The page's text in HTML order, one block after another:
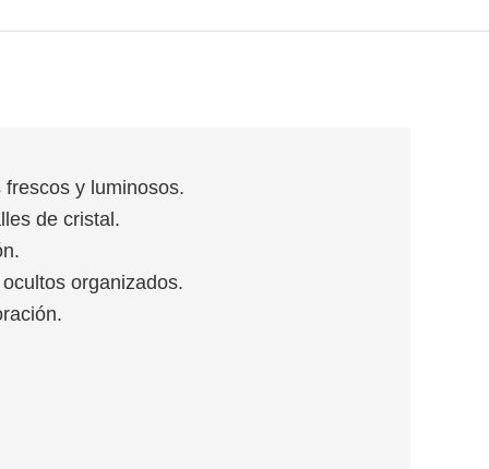
y luminosos.
de cristal.
organizados.